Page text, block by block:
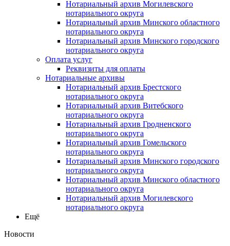
Нотариальный архив Могилевского
нотариального округа
Нотариальный архив Минского областного
нотариального округа
Нотариальный архив Минского городского
нотариального округа
Оплата услуг
Реквизиты для оплаты
Нотариальные архивы
Нотариальный архив Брестского
нотариального округа
Нотариальный архив Витебского
нотариального округа
Нотариальный архив Гродненского
нотариального округа
Нотариальный архив Гомельского
нотариального округа
Нотариальный архив Минского городского
нотариального округа
Нотариальный архив Минского областного
нотариального округа
Нотариальный архив Могилевского
нотариального округа
Ещё
Новости